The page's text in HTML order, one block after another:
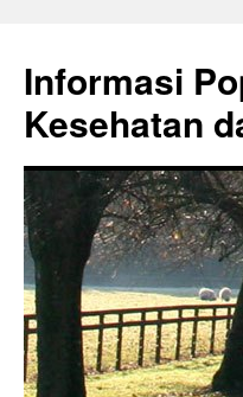
Informasi
Kesehatan